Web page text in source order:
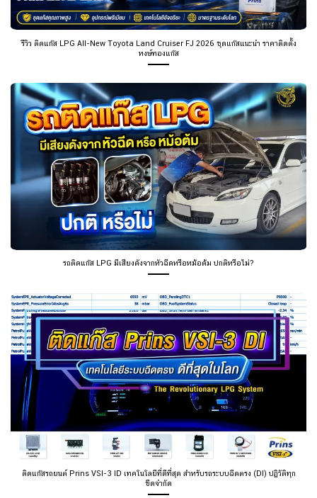
รีวิว ติดแก๊ส LPG All-New Toyota Land Cruiser FJ 2026 ชุดแก๊สแนะนำ ราคาติดตั้ง
หงษ์ทองแก๊ส
รถติดแก๊ส LPG มีเสียงดังจากหัวฉีดหรือหม้อต้ม ปกติหรือไม่?
ติดแก๊สรถยนต์ Prins VSI-3 ID เทคโนโลยีที่ดีที่สุด สำหรับรถระบบฉีดตรง (DI) ปฏิวัติทุก
ขีดจำกัด